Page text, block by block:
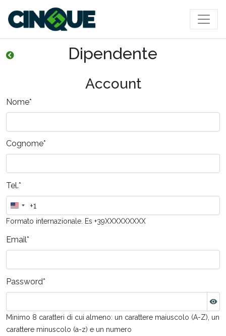
Salta al contenuto principale
Dipendente
Account
Nome*
Cognome*
Tel.*
Stati
Uniti
+1
+1
Formato internazionale. Es +39XXXXXXXXX
Email*
Password*
Minimo 8 caratteri di cui almeno: un carattere maiuscolo (A-Z), un
carattere minuscolo (a-z) e un numero